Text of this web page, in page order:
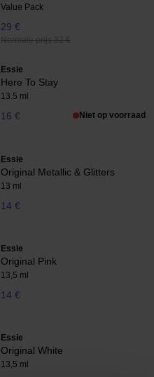
Value Pack
29 €
Normale prijs 32 €
Essie
Here To Stay
13.5 ml
16 € Niet op voorraad
Essie
Original Metallic & Glitters
13 ml
14 €
Essie
Original Pink
13,5 ml
14 €
Essie
Original White
13,5 ml